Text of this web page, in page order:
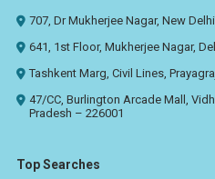
707, Dr Mukherjee Nagar, New
641, 1st Floor, Mukherjee Nagar,
Tashkent Marg, Civil Lines,
47/CC, Burlington Arcade Mall,
Pradesh – 226001
Top Searches